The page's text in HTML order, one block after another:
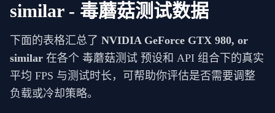
similar- 毒蘑菇测试数据
下面的表格汇总了 NVIDIA GeForce GTX 980, or
similar 在各个 毒蘑菇测试 预设和 API 组合下的真实
平均 FPS 与测试时长，可帮助你评估是否需要调整
负载或冷却策略。